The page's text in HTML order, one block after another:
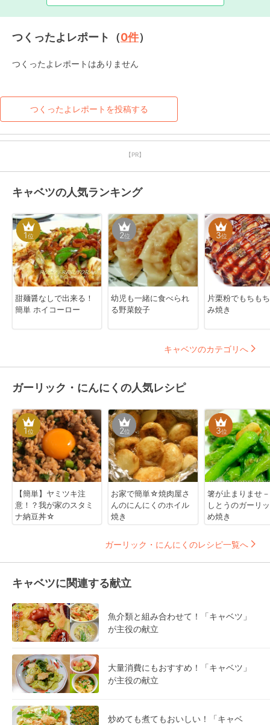
つくったよレポート（0件）
つくったよレポートはありません
つくったよレポートを投稿する
【PR】
キャベツの人気ランキング
1位
甜麺醤なしで出来る！
簡単 ホイコーロー
2位
幼児も一緒に食べられ
る野菜餃子
3位
片栗粉でもちも
み焼き
キャベツのカテゴリへ
ガーリック・にんにくの人気レシピ
1位
【簡単】ヤミツキ注
意！？我が家のスタミ
ナ納豆丼☆
2位
お家で簡単☆焼肉屋さ
んのにんにくのホイル
焼き
3位
箸が止まりませ
しとうのガーリ
め焼き
ガーリック・にんにくのレシピ一覧へ
キャベツに関連する献立
魚介類と組み合わせて！「キャベツ」
が主役の献立
大量消費にもおすすめ！「キャベツ」
が主役の献立
炒めても煮てもおいしい！「キャベ